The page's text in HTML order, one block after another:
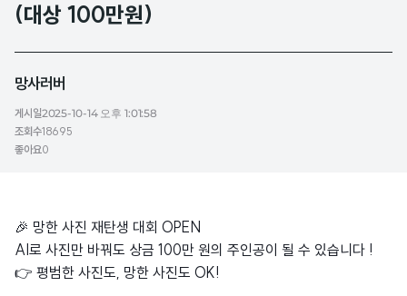
(대상 100만원)
망사러버
게시일2025-10-14 오후 1:01:58
조회수18695
좋아요0
🎉 망한 사진 재탄생 대회 OPEN
AI로 사진만 바꿔도 상금 100만 원의 주인공이 될 수 있습니다 !
👉 평범한 사진도, 망한 사진도 OK!